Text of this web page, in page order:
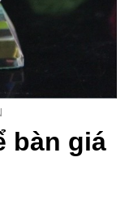
bàn giá